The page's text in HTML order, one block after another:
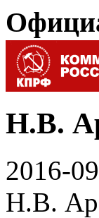
Н.В.
2016-
Н.В.